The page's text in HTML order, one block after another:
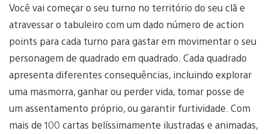
Você vai começar o seu turno no território do seu clã e
atravessar o tabuleiro com um dado número de action
points para cada turno para gastar em movimentar o seu
personagem de quadrado em quadrado. Cada quadrado
apresenta diferentes consequências, incluindo explorar
uma masmorra, ganhar ou perder vida, tomar posse de
um assentamento próprio, ou garantir furtividade. Com
mais de 100 cartas belíssimamente ilustradas e animadas,